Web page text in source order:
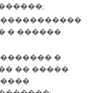
� ������
�
�� �����